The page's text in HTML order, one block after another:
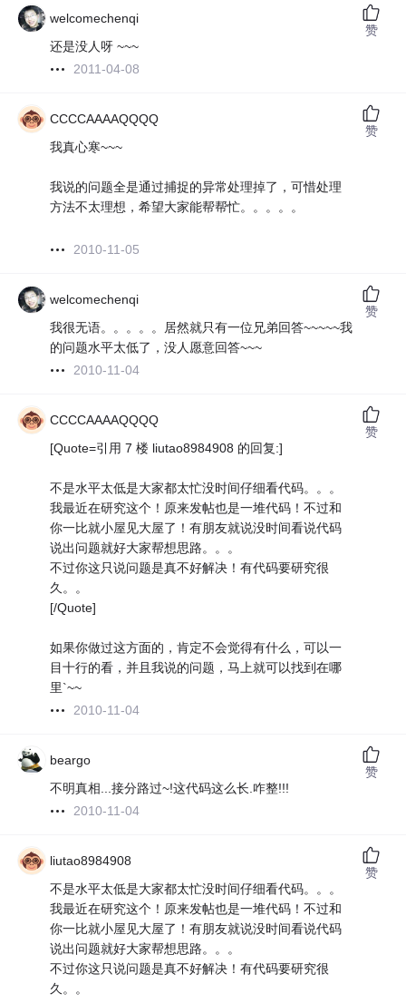
welcomechenqi
还是没人呀 ~~~
2011-04-08
赞
CCCCAAAAQQQQ
我真心寒~~~
我说的问题全是通过捕捉的异常处理掉了，可惜处理
方法不太理想，希望大家能帮帮忙。。。。。
2010-11-05
赞
welcomechenqi
我很无语。。。。。居然就只有一位兄弟回答~~~~~我
的问题水平太低了，没人愿意回答~~~
2010-11-04
赞
CCCCAAAAQQQQ
[Quote=引用 7 楼 liutao8984908 的回复:]
不是水平太低是大家都太忙没时间仔细看代码。。。
我最近在研究这个！原来发帖也是一堆代码！不过和
你一比就小屋见大屋了！有朋友就说没时间看说代码
说出问题就好大家帮想思路。。。
不过你这只说问题是真不好解决！有代码要研究很
久。。
[/Quote]
如果你做过这方面的，肯定不会觉得有什么，可以一
目十行的看，并且我说的问题，马上就可以找到在哪
里`~~
2010-11-04
赞
beargo
不明真相...接分路过~!这代码这么长.咋整!!!
2010-11-04
赞
liutao8984908
不是水平太低是大家都太忙没时间仔细看代码。。。
我最近在研究这个！原来发帖也是一堆代码！不过和
你一比就小屋见大屋了！有朋友就说没时间看说代码
说出问题就好大家帮想思路。。。
不过你这只说问题是真不好解决！有代码要研究很
久。。
赞